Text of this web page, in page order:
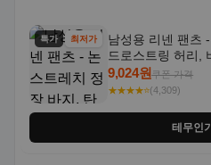
특가 최저가
남성용 리넨 팬츠
드로스트링 허리,
트라우저 - 세탁기
상
9,024원쿠폰 가격
★★★★⭐(4,309)
테무인